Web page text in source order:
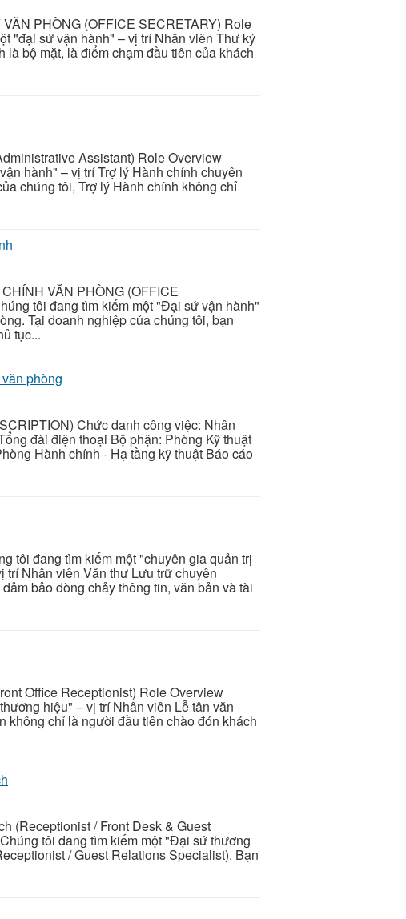
PHÒNG (OFFICE SECRETARY) Role
"đại sứ vận hành" – vị trí Nhân viên Thư ký
bộ mặt, là điểm chạm đầu tiên của khách
Assistant) Role Overview
hành" – vị trí Trợ lý Hành chính chuyên
chúng tôi, Trợ lý Hành chính không chỉ
VĂN PHÒNG (OFFICE
tôi đang tìm kiếm một "Đại sứ vận hành"
Tại doanh nghiệp của chúng tôi, bạn
tục...
phòng
Chức danh công việc: Nhân
đài điện thoại Bộ phận: Phòng Kỹ thuật
Hành chính - Hạ tầng kỹ thuật Báo cáo
tôi đang tìm kiếm một "chuyên gia quản trị
trí Nhân viên Văn thư Lưu trữ chuyên
bảo dòng chảy thông tin, văn bản và tài
Office Receptionist) Role Overview
hiệu" – vị trí Nhân viên Lễ tân văn
không chỉ là người đầu tiên chào đón khách
(Receptionist / Front Desk & Guest
tôi đang tìm kiếm một "Đại sứ thương
/ Guest Relations Specialist). Bạn